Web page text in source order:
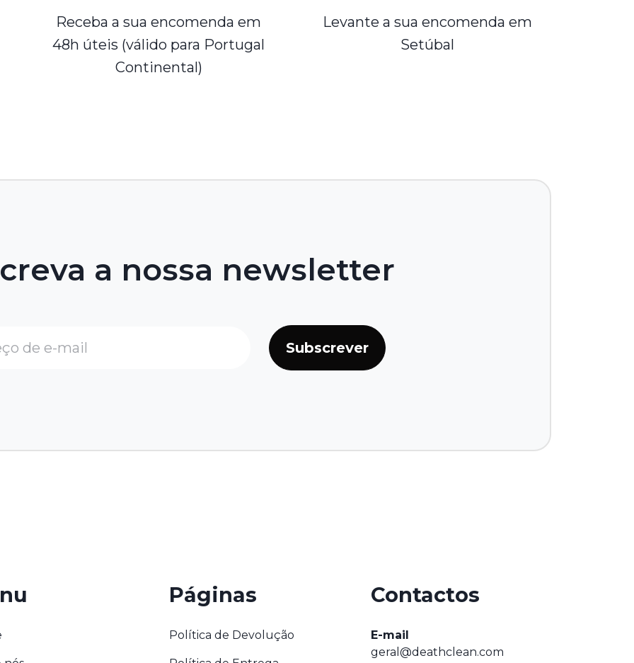
Receba a sua encomenda em
48h úteis (válido para Portugal
Continental)
Levante a sua encomenda em
Setúbal
a nossa newsletter
Subscrever
Páginas
Política de Devolução
Contactos
E-mail
geral@deathclean.com